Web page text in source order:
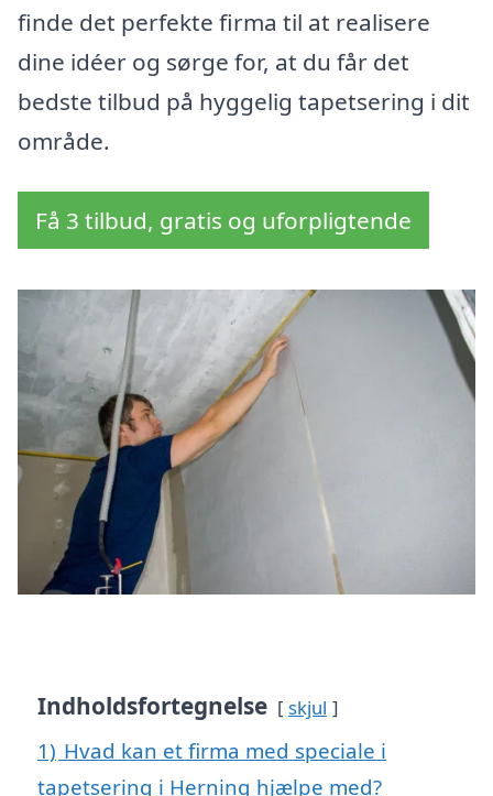
finde det perfekte firma til at realisere
dine idéer og sørge for, at du får det
bedste tilbud på hyggelig tapetsering i dit
område.
Få 3 tilbud, gratis og uforpligtende
Indholdsfortegnelse skjul
1) Hvad kan et firma med speciale i
tapetsering i Herning hjælpe med?